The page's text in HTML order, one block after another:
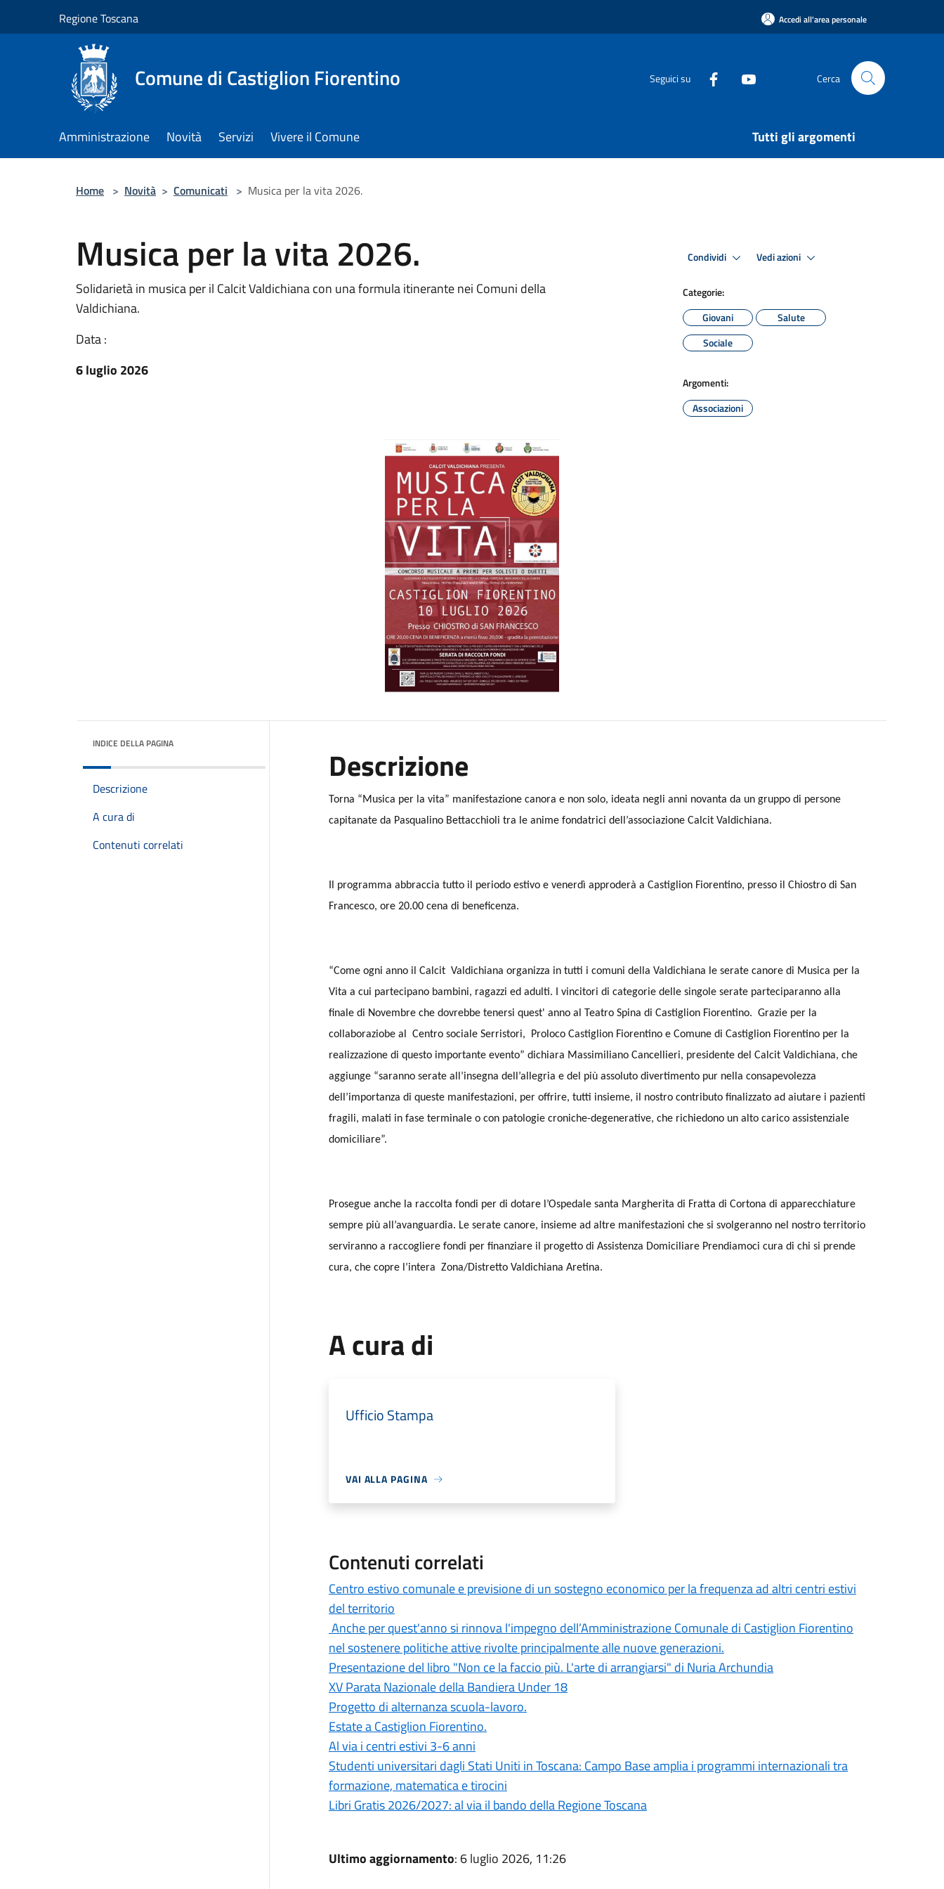
Regione Toscana Accedi all'area personale
Comune di Castiglion Fiorentino Seguici su Cerca
Amministrazione Novità Servizi Vivere il Comune Tutti gli argomenti
Home > Novità > Comunicati > Musica per la vita 2026.
Musica per la vita 2026.
Solidarietà in musica per il Calcit Valdichiana con una formula itinerante nei Comuni della
Valdichiana.
Data :
6 luglio 2026
Condividi Vedi azioni
Categorie:
Giovani
Salute
Sociale
Argomenti:
Associazioni
INDICE DELLA PAGINA
Descrizione
A cura di
Contenuti correlati
Descrizione
Torna “Musica per la vita” manifestazione canora e non solo, ideata negli anni novanta da un gruppo di persone
capitanate da Pasqualino Bettacchioli tra le anime fondatrici dell’associazione Calcit Valdichiana.
Il programma abbraccia tutto il periodo estivo e venerdì approderà a Castiglion Fiorentino, presso il Chiostro di San
Francesco, ore 20.00 cena di beneficenza.
“Come ogni anno il Calcit Valdichiana organizza in tutti i comuni della Valdichiana le serate canore di Musica per la
Vita a cui partecipano bambini, ragazzi ed adulti. I vincitori di categorie delle singole serate parteciparanno alla
finale di Novembre che dovrebbe tenersi quest' anno al Teatro Spina di Castiglion Fiorentino. Grazie per la
collaboraziobe al Centro sociale Serristori, Proloco Castiglion Fiorentino e Comune di Castiglion Fiorentino per la
realizzazione di questo importante evento” dichiara Massimiliano Cancellieri, presidente del Calcit Valdichiana, che
aggiunge “saranno serate all’insegna dell’allegria e del più assoluto divertimento pur nella consapevolezza
dell’importanza di queste manifestazioni, per offrire, tutti insieme, il nostro contributo finalizzato ad aiutare i pazienti
fragili, malati in fase terminale o con patologie croniche-degenerative, che richiedono un alto carico assistenziale
domiciliare”.
Prosegue anche la raccolta fondi per di dotare l’Ospedale santa Margherita di Fratta di Cortona di apparecchiature
sempre più all’avanguardia. Le serate canore, insieme ad altre manifestazioni che si svolgeranno nel nostro territorio
serviranno a raccogliere fondi per finanziare il progetto di Assistenza Domiciliare Prendiamoci cura di chi si prende
cura, che copre l’intera Zona/Distretto Valdichiana Aretina.
A cura di
Ufficio Stampa
VAI ALLA PAGINA
Contenuti correlati
Centro estivo comunale e previsione di un sostegno economico per la frequenza ad altri centri estivi
del territorio
Anche per quest'anno si rinnova l'impegno dell’Amministrazione Comunale di Castiglion Fiorentino
nel sostenere politiche attive rivolte principalmente alle nuove generazioni.
Presentazione del libro "Non ce la faccio più. L'arte di arrangiarsi" di Nuria Archundia
XV Parata Nazionale della Bandiera Under 18
Progetto di alternanza scuola-lavoro.
Estate a Castiglion Fiorentino.
Al via i centri estivi 3-6 anni
Studenti universitari dagli Stati Uniti in Toscana: Campo Base amplia i programmi internazionali tra
formazione, matematica e tirocini
Libri Gratis 2026/2027: al via il bando della Regione Toscana
Ultimo aggiornamento: 6 luglio 2026, 11:26